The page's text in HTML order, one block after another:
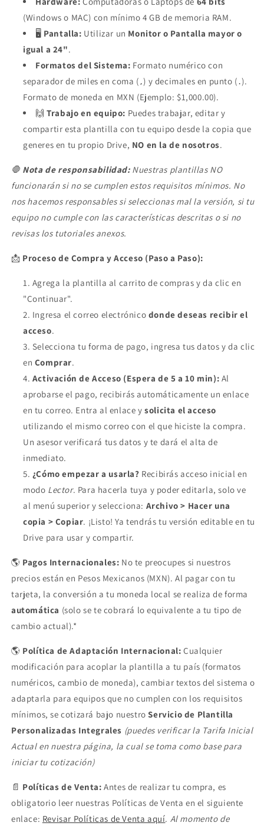
(Windows o MAC) con mínimo 4 GB de memoria RAM.
🖥️ Pantalla: Utilizar un Monitor o Pantalla mayor o
igual a 24".
Formatos del Sistema: Formato numérico con
separador de miles en coma ( ,) y decimales en punto ( .).
Formato de moneda en MXN (Ejemplo: $1,000.00).
🙌Trabajo en equipo: Puedes trabajar, editar y
compartir esta plantilla con tu equipo desde la copia que
generes en tu propio Drive, NO en la de nosotros.
🛑 Nota de responsabilidad:Nuestras plantillas NO
funcionarán si no se cumplen estos requisitos mínimos. No
nos hacemos responsables si seleccionas mal la versión, si tu
equipo no cumple con las características descritas o si no
revisas los tutoriales anexos.
📩 Proceso de Compra y Acceso (Paso a Paso):
Agrega la plantilla al carrito de compras y da clic en
"Continuar".
Ingresa el correo electrónico donde deseas recibir el
acceso.
Selecciona tu forma de pago, ingresa tus datos y da clic
en Comprar.
Activación de Acceso (Espera de 5 a 10 min): Al
aprobarse el pago, recibirás automáticamente un enlace
en tu correo. Entra al enlace ysolicita el acceso
utilizando el mismo correo con el que hiciste la compra.
Un asesor verificará tus datos y te dará el alta de
inmediato.
¿Cómo empezar a usarla? Recibirás acceso inicial en
modo Lector. Para hacerla tuya y poder editarla, solo ve
al menú superior y selecciona: Archivo > Hacer una
copia > Copiar. ¡Listo! Ya tendrás tu versión editable en tu
Drive para usar y compartir.
🌎 Pagos Internacionales: No te preocupes si nuestros
precios están en Pesos Mexicanos (MXN). Al pagar con tu
tarjeta, la conversión a tu moneda local se realiza de forma
automática (solo se te cobrará lo equivalente a tu tipo de
cambio actual).*
🌎 Política de Adaptación Internacional: Cualquier
modificación para acoplar la plantilla a tu país (formatos
numéricos, cambio de moneda), cambiar textos del sistema o
adaptarla para equipos que no cumplen con los requisitos
mínimos, se cotizará bajo nuestroServicio de Plantilla
Personalizadas Integrales (puedes verificar la Tarifa Inicial
Actual en nuestra página, la cual se toma como base para
iniciar tu cotización)
📄 Políticas de Venta: Antes de realizar tu compra, es
obligatorio leer nuestras Políticas de Venta en el siguiente
enlace: Revisar Políticas de Venta aquí. Al momento de